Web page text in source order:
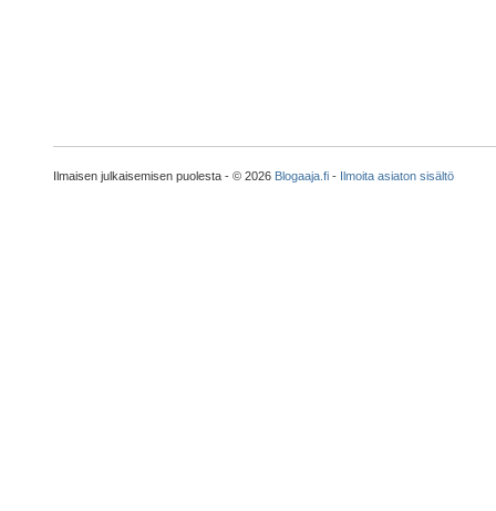
Ilmaisen julkaisemisen puolesta - © 2026 Blogaaja.fi- Ilmoita asiaton sisältö